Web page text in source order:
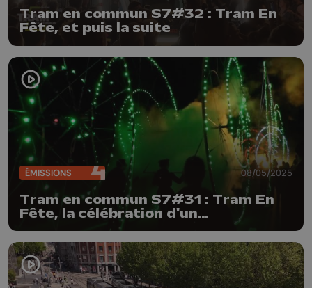
Tram en commun S7#32 : Tram En
Fête, et puis la suite
ÉMISSIONS 08/05/2025
Tram en commun S7#31 : Tram En
Fête, la célébration d'un
basculement dans la cité